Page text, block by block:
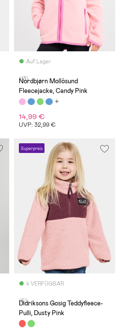
Auf Lager
(13)
Nordbjørn Mollösund
Fleecejacke, Candy Pink
14,99 €
UVP: 32,99 €
Superpreis
4 VERFÜGBAR
(5)
Didriksons Gosig Teddyfleece-
Pulli, Dusty Pink